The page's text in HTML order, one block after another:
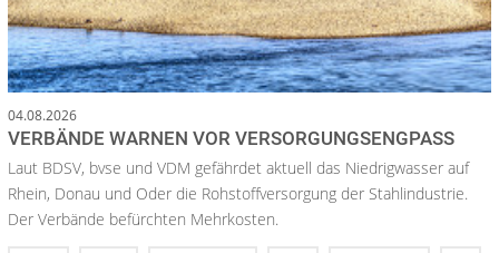
04.08.2026
VERBÄNDE WARNEN VOR VERSORGUNGSENGPASS
Laut BDSV, bvse und VDM gefährdet aktuell das Niedrigwasser auf
Rhein, Donau und Oder die Rohstoffversorgung der Stahlindustrie.
Der Verbände befürchten Mehrkosten.